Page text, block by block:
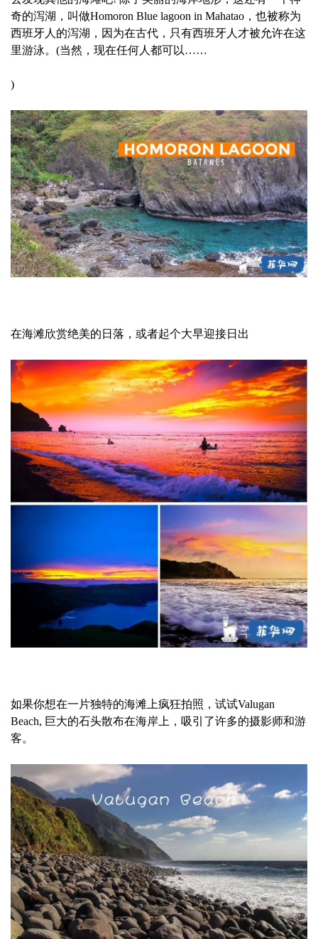
奇的泻湖，叫做Homoron Blue lagoon in Mahatao，也被称为
西班牙人的泻湖，因为在古代，只有西班牙人才被允许在这
里游泳。(当然，现在任何人都可以……
)
在海滩欣赏绝美的日落，或者起个大早迎接日出
如果你想在一片独特的海滩上疯狂拍照，试试Valugan
Beach, 巨大的石头散布在海岸上，吸引了许多的摄影师和游
客。